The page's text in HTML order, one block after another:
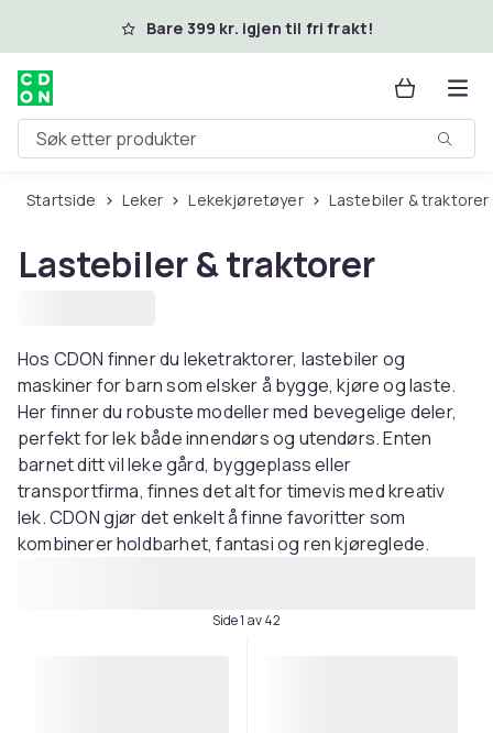
Hopp til hovedinnholdBare 399 kr. igjen til fri frakt!
Søk etter produkter
Startside Leker Lekekjøretøyer Lastebiler & traktorer
Lastebiler & traktorer
Hos CDON finner du leketraktorer, lastebiler og
maskiner for barn som elsker å bygge, kjøre og laste.
Her finner du robuste modeller med bevegelige deler,
perfekt for lek både innendørs og utendørs. Enten
barnet ditt vil leke gård, byggeplass eller
transportfirma, finnes det alt for timevis med kreativ
lek. CDON gjør det enkelt å finne favoritter som
kombinerer holdbarhet, fantasi og ren kjøreglede.
Side 1 av 42